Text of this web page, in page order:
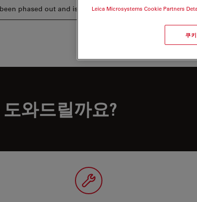
phased out and is no longer available. Please
와드릴까요?
Leica Microsystems Cookie Partners
쿠